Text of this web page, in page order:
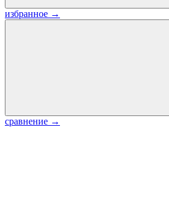
избранное →
сравнение →